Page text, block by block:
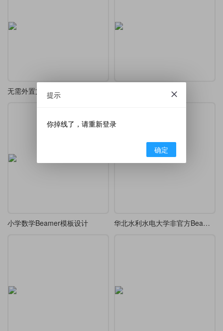
无需外置文件的定制Beamer模板 浙江大学Beamer模板
小学数学Beamer模板设计 华北水利水电大学非官方Beamer模板
提示
你掉线了，请重新登录
确定